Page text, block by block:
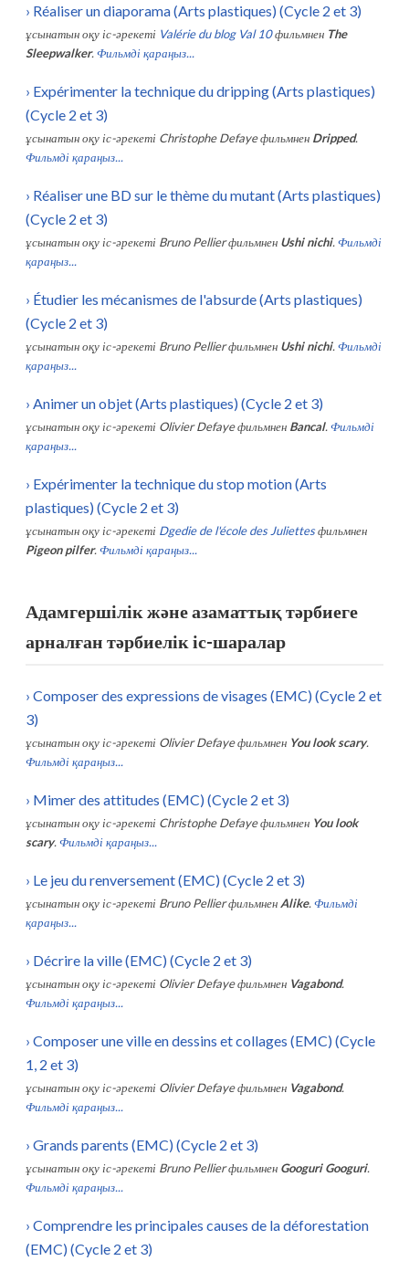
› Réaliser un diaporama (Arts plastiques) (Cycle 2 et 3)
ұсынатын оқу іс-әрекеті Valérie du blog Val 10фильмнен The
Sleepwalker. Фильмді қараңыз...
› Expérimenter la technique du dripping (Arts plastiques)
(Cycle 2 et 3)
ұсынатын оқу іс-әрекеті Christophe Defayeфильмнен Dripped.
Фильмді қараңыз...
› Réaliser une BD sur le thème du mutant (Arts plastiques)
(Cycle 2 et 3)
ұсынатын оқу іс-әрекеті Bruno Pellierфильмнен Ushi nichi. Фильмді
қараңыз...
› Étudier les mécanismes de l'absurde (Arts plastiques)
(Cycle 2 et 3)
ұсынатын оқу іс-әрекеті Bruno Pellierфильмнен Ushi nichi. Фильмді
қараңыз...
› Animer un objet (Arts plastiques) (Cycle 2 et 3)
ұсынатын оқу іс-әрекеті Olivier Defayeфильмнен Bancal. Фильмді
қараңыз...
› Expérimenter la technique du stop motion (Arts
plastiques) (Cycle 2 et 3)
ұсынатын оқу іс-әрекеті Dgedie de l'école des Juliettesфильмнен
Pigeon pilfer. Фильмді қараңыз...
Адамгершілік және азаматтық тәрбиеге
арналған тәрбиелік іс-шаралар
› Composer des expressions de visages (EMC) (Cycle 2 et
3)
ұсынатын оқу іс-әрекеті Olivier Defayeфильмнен You look scary.
Фильмді қараңыз...
› Mimer des attitudes (EMC) (Cycle 2 et 3)
ұсынатын оқу іс-әрекеті Christophe Defayeфильмнен You look
scary. Фильмді қараңыз...
› Le jeu du renversement (EMC) (Cycle 2 et 3)
ұсынатын оқу іс-әрекеті Bruno Pellierфильмнен Alike. Фильмді
қараңыз...
› Décrire la ville (EMC) (Cycle 2 et 3)
ұсынатын оқу іс-әрекеті Olivier Defayeфильмнен Vagabond.
Фильмді қараңыз...
› Composer une ville en dessins et collages (EMC) (Cycle
1, 2 et 3)
ұсынатын оқу іс-әрекеті Olivier Defayeфильмнен Vagabond.
Фильмді қараңыз...
› Grands parents (EMC) (Cycle 2 et 3)
ұсынатын оқу іс-әрекеті Bruno Pellierфильмнен Googuri Googuri.
Фильмді қараңыз...
› Comprendre les principales causes de la déforestation
(EMC) (Cycle 2 et 3)